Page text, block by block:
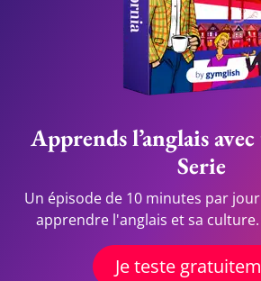
Apprends l’anglais
Serie
Un épisode de 10 minutes par
apprendre l'anglais et sa
Je teste